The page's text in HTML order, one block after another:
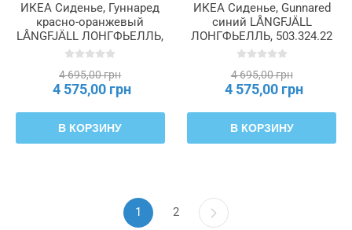
ИКЕА Сиденье, Гуннаред
красно-оранжевый
LÅNGFJÄLL ЛОНГФЬЕЛЛЬ,
105.067.06
4 695,00 грн
4 575,00 грн
В КОРЗИНУ
ИКЕА Сиденье, Gunnared
синий LÅNGFJÄLL
ЛОНГФЬЕЛЛЬ, 503.324.22
4 695,00 грн
4 575,00 грн
В КОРЗИНУ
1 2